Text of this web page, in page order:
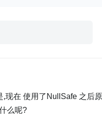
现在 使用了NullSafe 之后
么呢?